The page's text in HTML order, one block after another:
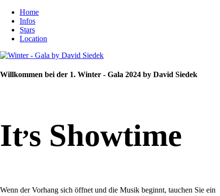
Home
Infos
Stars
Location
Willkommen bei der 1. Winter - Gala 2024 by David Siedek
It,s Showtime
Wenn der Vorhang sich öffnet und die Musik beginnt, tauchen Sie ein